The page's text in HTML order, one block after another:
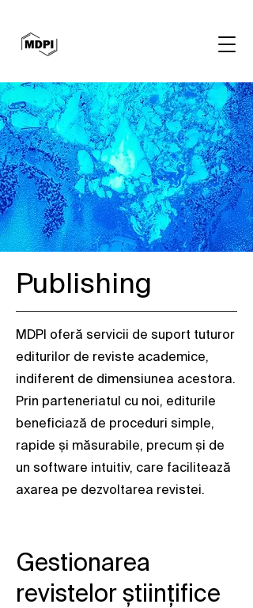
Publishing
MDPI oferă servicii de suport tuturor
editurilor de reviste academice,
indiferent de dimensiunea acestora.
Prin parteneriatul cu noi, editurile
beneficiază de proceduri simple,
rapide și măsurabile, precum și de
un software intuitiv, care facilitează
axarea pe dezvoltarea revistei.
Gestionarea
revistelor științifice